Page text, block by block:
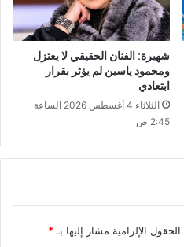
شهيرة: الفنان الحقيقي لا يعتزل
ومحمود ياسين لم يؤثر بقرار
ابتعادي
الثلاثاء 4 أغسطس 2026 الساعة
2:45 ص
الحقول الإلزامية مشار إليها بـ *